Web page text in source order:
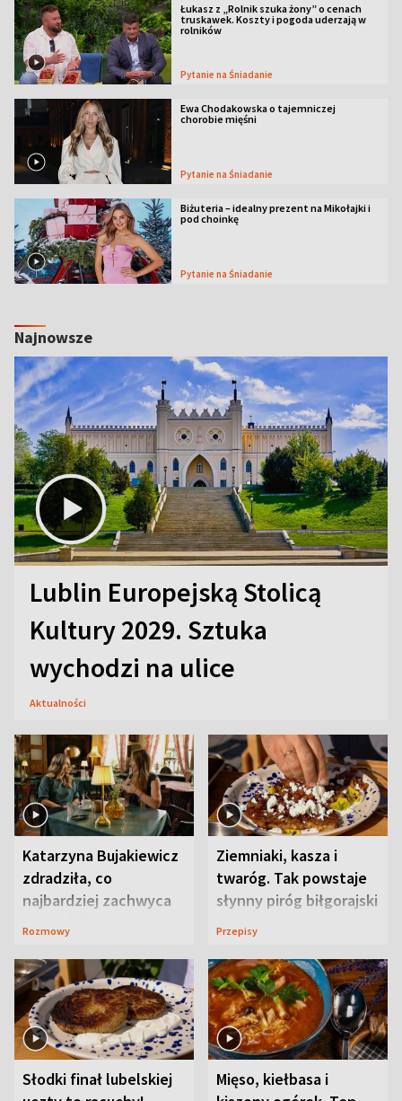
Łukasz z „Rolnik szuka żony” o cenach
truskawek. Koszty i pogoda uderzają w
rolników
Pytanie na Śniadanie
Ewa Chodakowska o tajemniczej
chorobie mięśni
Pytanie na Śniadanie
Biżuteria – idealny prezent na Mikołajki i
pod choinkę
Pytanie na Śniadanie
Najnowsze
Lublin Europejską Stolicą
Kultury 2029. Sztuka
wychodzi na ulice
Aktualności
Katarzyna Bujakiewicz
zdradziła, co
najbardziej zachwyca
ją w Lublinie
Rozmowy
Ziemniaki, kasza i
twaróg. Tak powstaje
słynny piróg biłgorajski
Przepisy
Słodki finał lubelskiej
Mięso, kiełbasa i